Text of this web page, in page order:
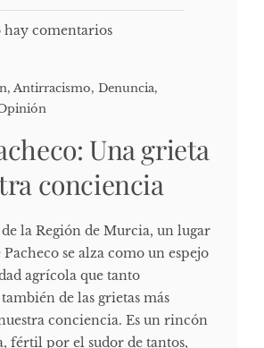
hay comentarios
, Antirracismo, Denuncia,
Una grieta
conciencia
la Región de Murcia, un lugar
se alza como un espejo
agrícola que tanto
de las grietas más
conciencia. Es un rincón
fértil por el sudor de tantos,